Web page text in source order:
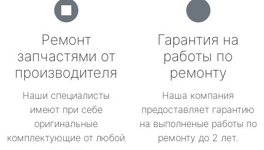
Ремонт
запчастями от
производителя
Наши специалисты
имеют при себе
оригинальные
комплектующие от любой
Гарантия на
работы по
ремонту
Наша компания
предоставляет гарантию
на выполненые работы по
ремонту до 2 лет.